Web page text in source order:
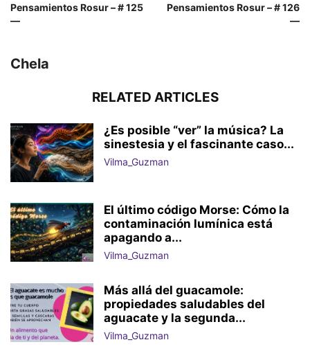
Pensamientos Rosur – # 125
—
Pensamientos Rosur – # 126
—
Chela
RELATED ARTICLES
¿Es posible “ver” la música? La
sinestesia y el fascinante caso...
Vilma_Guzman
El último código Morse: Cómo la
contaminación lumínica está
apagando a...
Vilma_Guzman
Más allá del guacamole:
propiedades saludables del
aguacate y la segunda...
Vilma_Guzman